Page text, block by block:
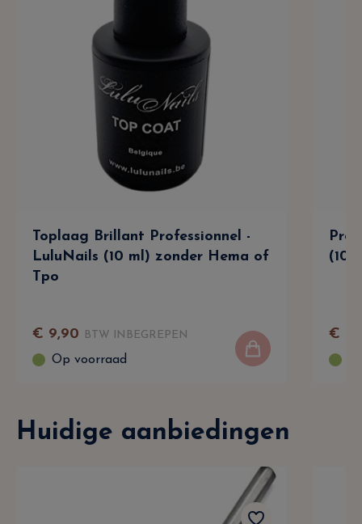
Toplaag Brillant Professionnel -
LuluNails (10 ml) zonder Hema of
Tpo
€ 9,90 BTW INBEGREPEN
Op voorraad
(10
€
Huidige aanbiedingen